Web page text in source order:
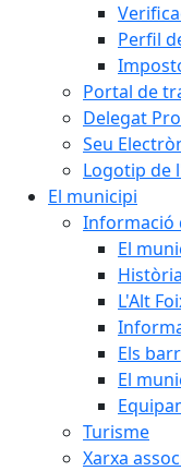
Perfil
Portal de
Delegat
Seu
Logotip de
El municipi
Informació
El
Història
L'Alt
Els
El
Turisme
Xarxa